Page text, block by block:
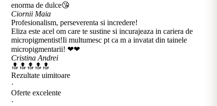
enorma de dulce😘
Ciornii Maia
Profesionalism, perseverenta si incredere!
Eliza este acel om care te sustine si incurajeaza in cariera de
micropigmentist!Ii multumesc pt ca m a invatat din tainele
micropigmentarii! ❤❤
Cristina Andrei
🔝🔝🔝🔝🔝
Rezultate uimitoare
·
Oferte excelente
·